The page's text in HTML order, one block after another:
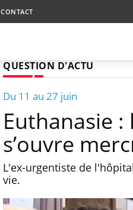
CONTACT
QUESTION D'ACTU
Du 11 au 27 juin
Euthanasie
s’ouvre
L'ex-urgentiste de
vie.